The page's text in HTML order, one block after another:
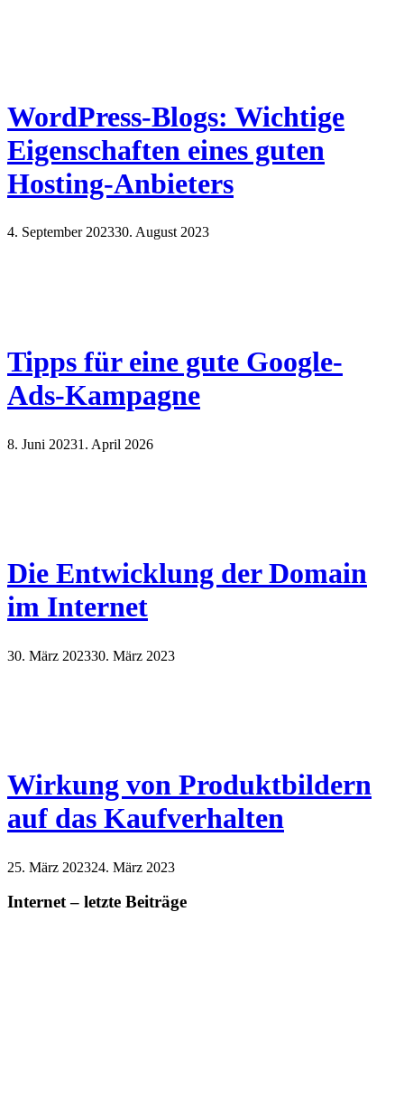
WordPress-Blogs: Wichtige
Eigenschaften eines guten
Hosting-Anbieters
4. September 202330. August 2023
Tipps für eine gute Google-
Ads-Kampagne
8. Juni 20231. April 2026
Die Entwicklung der Domain
im Internet
30. März 202330. März 2023
Wirkung von Produktbildern
auf das Kaufverhalten
25. März 202324. März 2023
Internet – letzte Beiträge